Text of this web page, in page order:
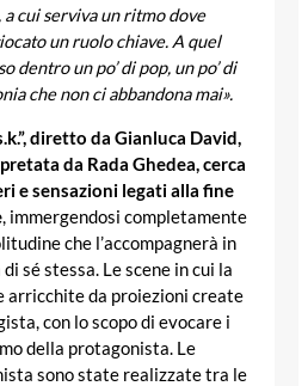
a cui serviva un ritmo dove
un ruolo chiave. A quel
dentro un po’ di pop, un po’ di
che non ci abbandona mai».
diretto da Gianluca David,
da Rada Ghedea, cerca
e sensazioni legati alla fine
, immergendosi completamente
che l’accompagnerà in
sé stessa. Le scene in cui la
arricchite da proiezioni create
con lo scopo di evocare i
della protagonista. Le
sono state realizzate tra le